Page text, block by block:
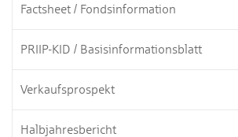
Factsheet / Fondsinformation
PRIIP-KID / Basisinformationsblatt
Verkaufsprospekt
Halbjahresbericht